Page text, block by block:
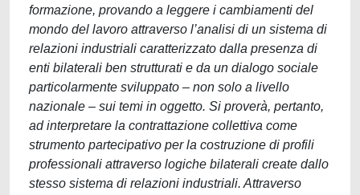
formazione, provando a leggere i cambiamenti del
mondo del lavoro attraverso l’analisi di un sistema di
relazioni industriali caratterizzato dalla presenza di
enti bilaterali ben strutturati e da un dialogo sociale
particolarmente sviluppato – non solo a livello
nazionale – sui temi in oggetto. Si proverà, pertanto,
ad interpretare la contrattazione collettiva come
strumento partecipativo per la costruzione di profili
professionali attraverso logiche bilaterali create dallo
stesso sistema di relazioni industriali. Attraverso